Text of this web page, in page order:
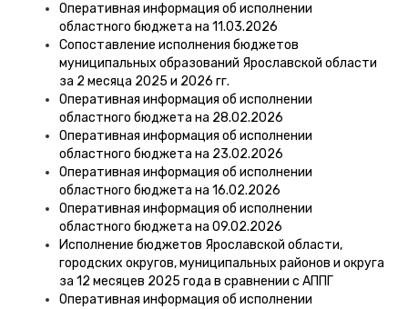
Оперативная информация об исполнении
областного бюджета на 11.03.2026
Сопоставление исполнения бюджетов
муниципальных образований Ярославской области
за 2 месяца 2025 и 2026 гг.
Оперативная информация об исполнении
областного бюджета на 28.02.2026
Оперативная информация об исполнении
областного бюджета на 23.02.2026
Оперативная информация об исполнении
областного бюджета на 16.02.2026
Оперативная информация об исполнении
областного бюджета на 09.02.2026
Исполнение бюджетов Ярославской области,
городских округов, муниципальных районов и округа
за 12 месяцев 2025 года в сравнении с АППГ
Оперативная информация об исполнении